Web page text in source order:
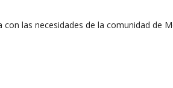
las necesidades de la comunidad de